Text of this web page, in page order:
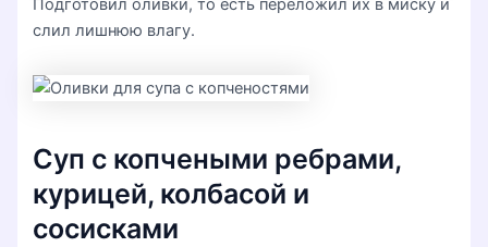
Подготовил оливки, то есть переложил их в миску и
слил лишнюю влагу.
Суп с копчеными ребрами,
курицей, колбасой и
сосисками